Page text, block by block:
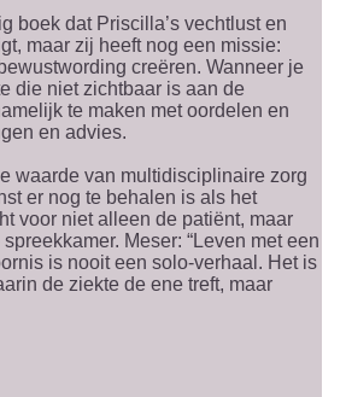
boek dat Priscilla’s vechtlust en
maar zij heeft nog een missie:
creëren. Wanneer je
die niet zichtbaar is aan de
te maken met oordelen en
en advies.
waarde van multidisciplinaire zorg
er nog te behalen is als het
voor niet alleen de patiënt, maar
Meser: “Leven met een
is nooit een solo-verhaal. Het is
de ziekte de ene treft, maar